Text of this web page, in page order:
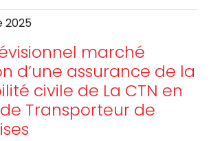
2025
marché
d’une assurance de la
civile de La CTN en
Transporteur de